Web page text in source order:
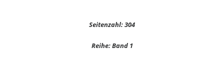
Seitenzahl: 304
Reihe: Band 1